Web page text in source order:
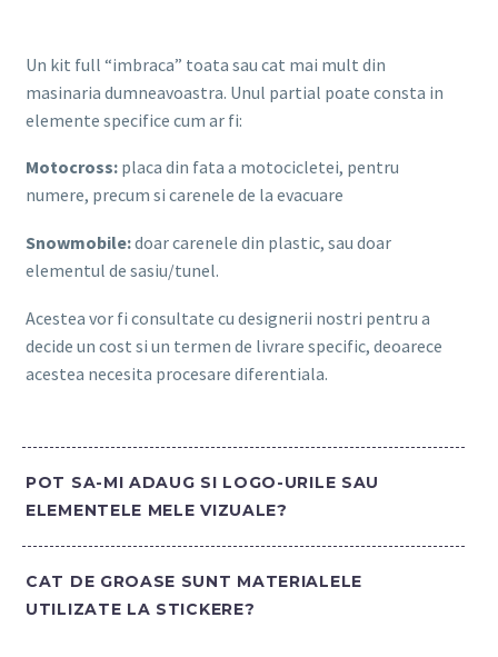
Un kit full “imbraca” toata sau cat mai mult din
masinaria dumneavoastra. Unul partial poate consta in
elemente specifice cum ar fi:
Motocross: placa din fata a motocicletei, pentru
numere, precum si carenele de la evacuare
Snowmobile:doar carenele din plastic, sau doar
elementul de sasiu/tunel.
Acestea vor fi consultate cu designerii nostri pentru a
decide un cost si un termen de livrare specific, deoarece
acestea necesita procesare diferentiala.
POT SA-MI ADAUG SI LOGO-URILE SAU
ELEMENTELE MELE VIZUALE?
CAT DE GROASE SUNT MATERIALELE
UTILIZATE LA STICKERE?